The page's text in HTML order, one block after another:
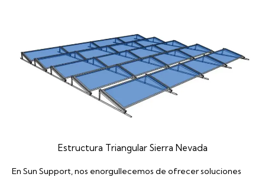
Estructura Triangular Sierra Nevada
En Sun Support, nos enorgullecemos de ofrecer soluciones